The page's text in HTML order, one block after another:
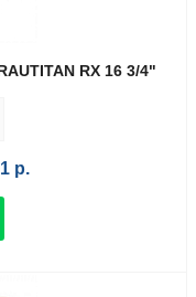
RX 16 3/4"
р.